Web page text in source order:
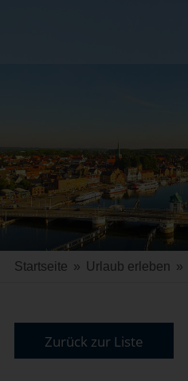
Startseite » Urlaub erleben »
Zurück zur Liste